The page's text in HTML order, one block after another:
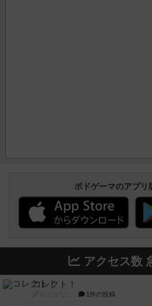
ボドゲーマのアプリ
アクセス数
コレクト！
1件の投稿